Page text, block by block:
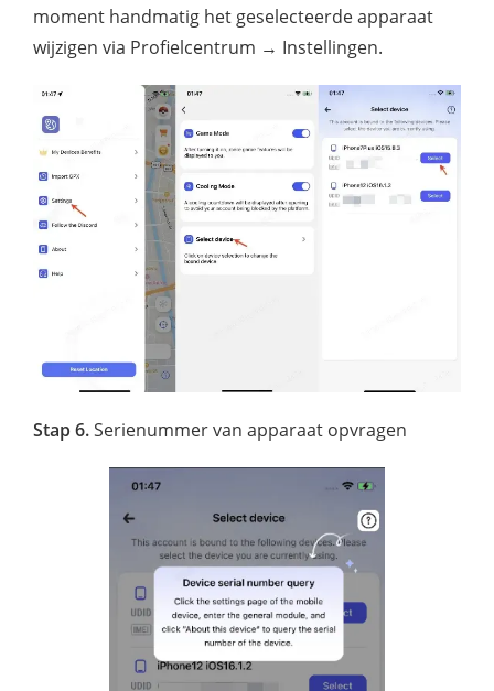
moment handmatig het geselecteerde apparaat
wijzigen via Profielcentrum → Instellingen.
Stap 6.Serienummer van apparaat opvragen